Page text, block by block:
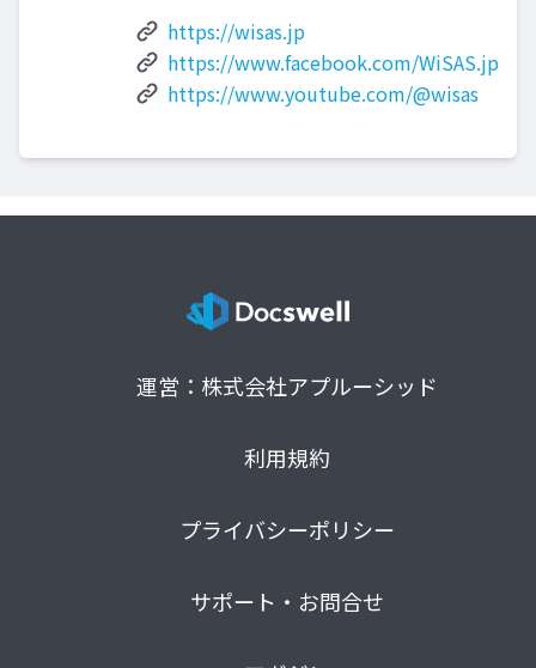
https://wisas.jp
https://www.facebook.com/WiSAS.jp
https://www.youtube.com/@wisas
運営：株式会社アプルーシッド
利用規約
プライバシーポリシー
サポート・お問合せ